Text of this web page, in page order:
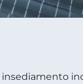
insediamento